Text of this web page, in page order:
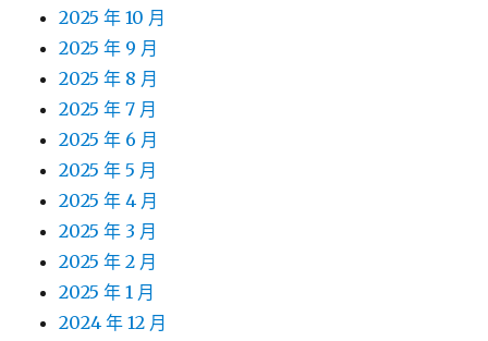
2025 年 10 月
2025 年 9 月
2025 年 8 月
2025 年 7 月
2025 年 6 月
2025 年 5 月
2025 年 4 月
2025 年 3 月
2025 年 2 月
2025 年 1 月
2024 年 12 月